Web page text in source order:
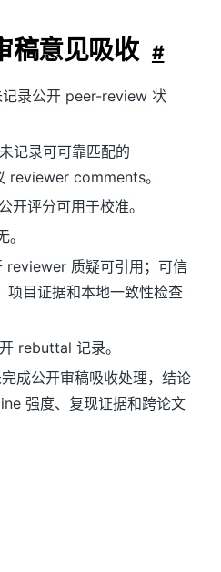
稿意见吸收 #
录公开 peer-review 状
记录可可靠匹配的
reviewer comments。
评分可用于校准。
质疑可引用；可信
项目证据和本地一致性检查
rebuttal 记录。
成公开审稿吸收处理，结论
强度、复现证据和跨论文